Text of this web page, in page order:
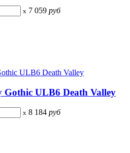
x 7 059 руб
ULB6 Death Valley
x 8 184 руб